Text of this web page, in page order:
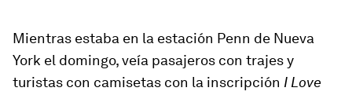
Mientras estaba en la estación Penn de Nueva
York el domingo, veía pasajeros con trajes y
turistas con camisetas con la inscripción I Love